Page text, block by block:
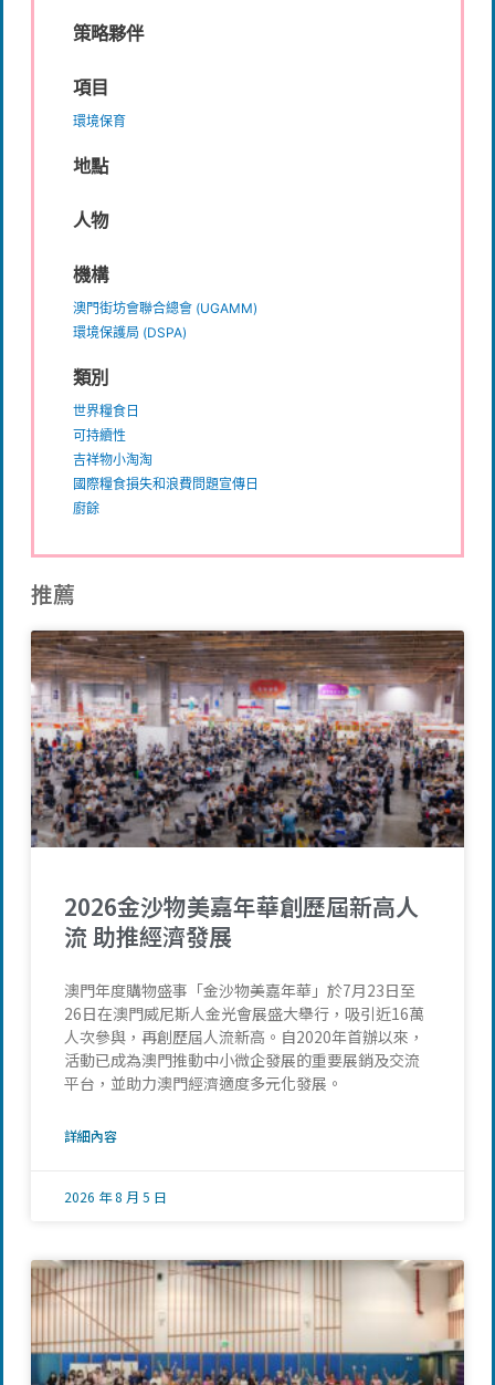
策略夥伴
項目
環境保育
地點
人物
機構
澳門街坊會聯合總會 (UGAMM)
環境保護局 (DSPA)
類別
世界糧食日
可持續性
吉祥物小淘淘
國際糧食損失和浪費問題宣傳日
廚餘
推薦
2026金沙物美嘉年華創歷屆新高人
流 助推經濟發展
澳門年度購物盛事「金沙物美嘉年華」於7月23日至
26日在澳門威尼斯人金光會展盛大舉行，吸引近16萬
人次參與，再創歷屆人流新高。自2020年首辦以來，
活動已成為澳門推動中小微企發展的重要展銷及交流
平台，並助力澳門經濟適度多元化發展。
詳細內容
2026 年 8 月 5 日